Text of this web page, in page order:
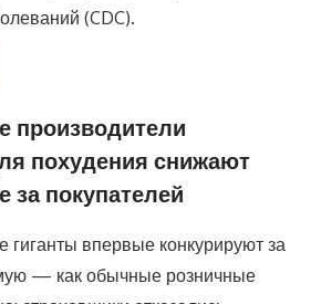
(CDC).
производители
похудения снижают
за покупателей
гиганты впервые конкурируют за
— как обычные розничные